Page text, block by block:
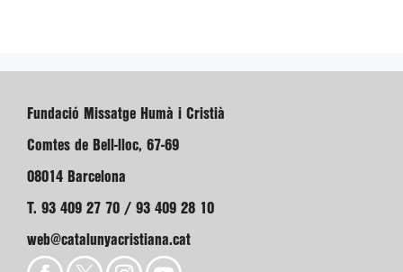
Fundació Missatge Humà i Cristià
Comtes de Bell-lloc, 67-69
08014 Barcelona
T. 93 409 27 70 / 93 409 28 10
web@catalunyacristiana.cat